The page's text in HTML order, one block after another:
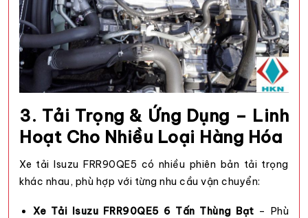
3. Tải Trọng & Ứng Dụng – Linh
Hoạt Cho Nhiều Loại Hàng Hóa
Xe tải Isuzu FRR90QE5 có nhiều phiên bản tải trọng
khác nhau, phù hợp với từng nhu cầu vận chuyển:
Xe Tải Isuzu FRR90QE5 6 Tấn Thùng Bạt – Phù